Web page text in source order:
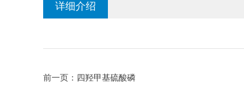
详细介绍
前一页： 四羟甲基硫酸磷